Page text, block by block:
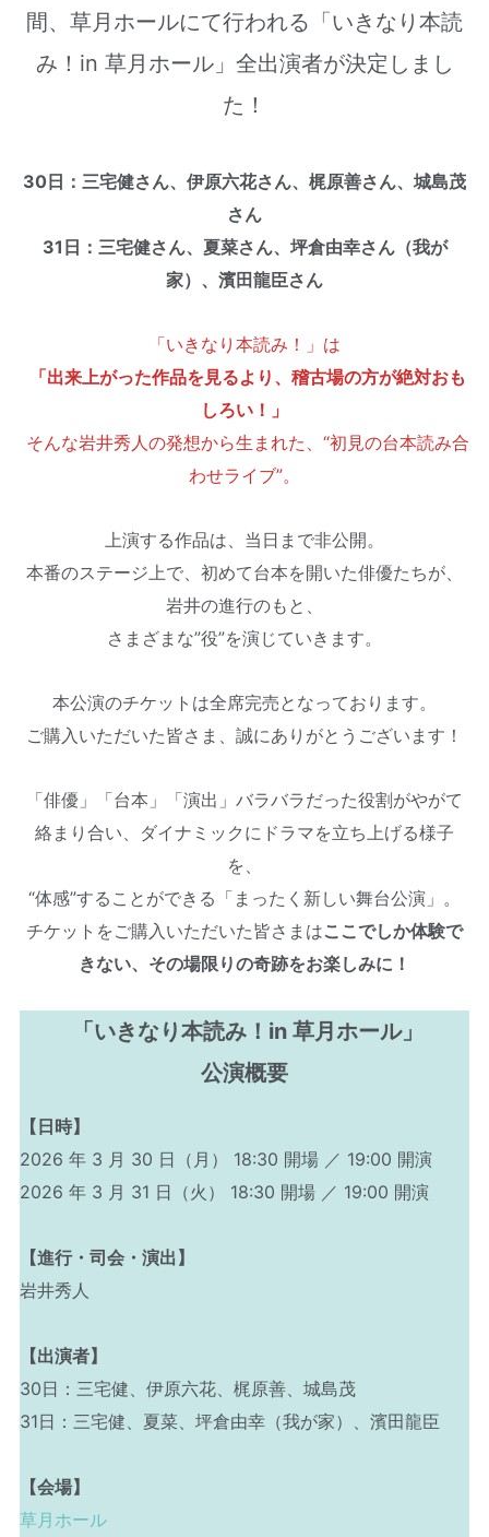
間、草月ホールにて行われる「いきなり本読
み！in 草月ホール」全出演者が決定しまし
た！
30日：三宅健さん、伊原六花さん、梶原善さん、城島茂
さん
31日：三宅健さん、夏菜さん、坪倉由幸さん（我が
家）、濱田龍臣さん
「いきなり本読み！」は
「出来上がった作品を見るより、稽古場の方が絶対おも
しろい！」
そんな岩井秀人の発想から生まれた、“初見の台本読み合
わせライブ”。
上演する作品は、当日まで非公開。
本番のステージ上で、初めて台本を開いた俳優たちが、
岩井の進行のもと、
さまざまな”役”を演じていきます。
本公演のチケットは全席完売となっております。
ご購入いただいた皆さま、誠にありがとうございます！
「俳優」「台本」「演出」バラバラだった役割がやがて
絡まり合い、ダイナミックにドラマを立ち上げる様子
を、
“体感”することができる「まったく新しい舞台公演」。
チケットをご購入いただいた皆さまはここでしか体験で
きない、その場限りの奇跡をお楽しみに！
「いきなり本読み！in 草月ホール」
公演概要
【日時】
2026 年 3 月 30 日（月） 18:30 開場 ／ 19:00 開演
2026 年 3 月 31 日（火） 18:30 開場 ／ 19:00 開演
【進行・司会・演出】
岩井秀人
【出演者】
30日：三宅健、伊原六花、梶原善、城島茂
31日：三宅健、夏菜、坪倉由幸（我が家）、濱田龍臣
【会場】
草月ホール